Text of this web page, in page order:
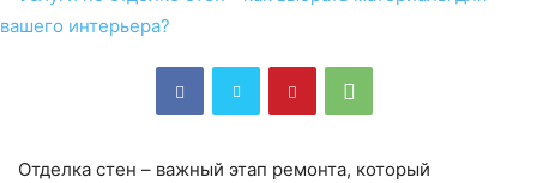
Отделка стен – важный этап ремонта, который